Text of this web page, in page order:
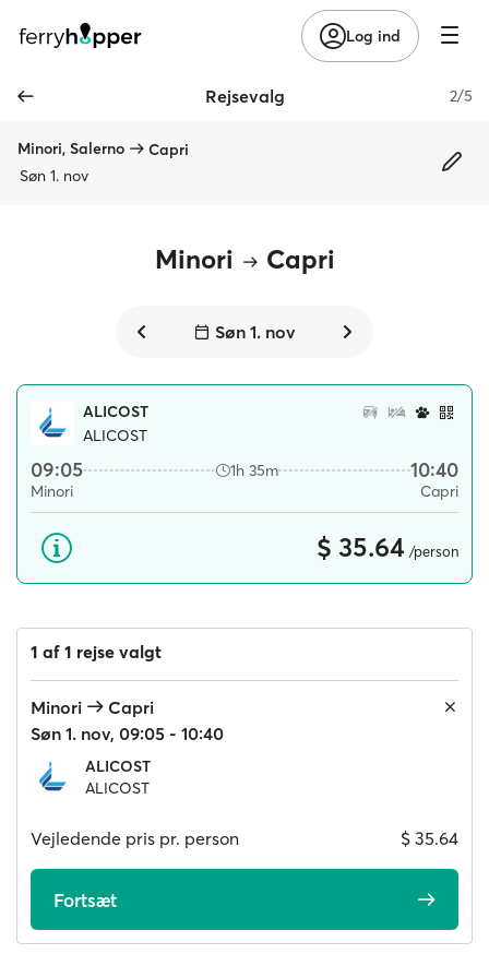
Log ind
Rejsevalg 2/5
Minori, Salerno
Capri
Søn 1. nov
Minori Capri
Søn 1. nov
ALICOST
ALICOST
09:05 1h 35m 10:40
Minori Capri
$ 35.64 /person
1 af 1 rejse valgt
Minori
Capri
Søn 1. nov, 09:05 - 10:40
ALICOST
ALICOST
Vejledende pris pr. person $ 35.64
Fortsæt